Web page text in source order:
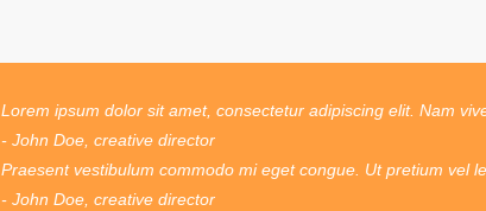
Lorem ipsum dolor sit amet, consectetur adipiscing elit. Nam
- John Doe, creative director
Praesent vestibulum commodo mi eget congue. Ut pretium vel
- John Doe, creative director